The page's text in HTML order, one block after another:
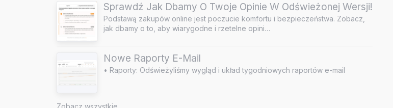
Sprawdź Jak Dbamy O Twoje Opinie W Odświeżonej Wersji!
Podstawą zakupów online jest poczucie komfortu i bezpieczeństwa. Zobacz,
jak dbamy o to, aby wiarygodne i rzetelne opini…
Nowe Raporty E-Mail
• Raporty: Odświeżyliśmy wygląd i układ tygodniowych raportów e-mail
Zobacz wszystkie